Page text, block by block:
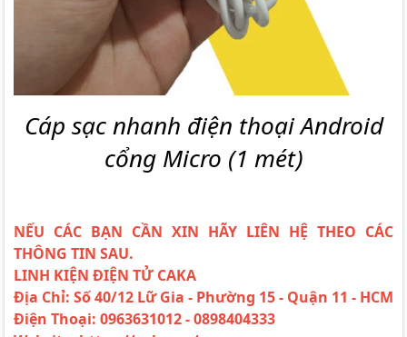
Cáp sạc nhanh điện thoại Android
cổng Micro (1 mét)
NẾU CÁC BẠN CẦN XIN HÃY LIÊN HỆ THEO CÁC
THÔNG TIN SAU.
LINH KIỆN ĐIỆN TỬ CAKA
Địa Chỉ: Số 40/12 Lữ Gia - Phường 15 - Quận 11 - HCM
Điện Thoại: 0963631012 - 0898404333